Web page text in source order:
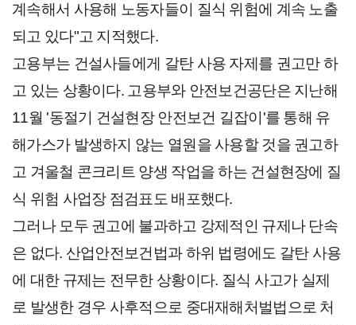
계속해서 사용해 노동자들이 질식 위험에 계속 노출
되고 있다"고 지적했다.
고용부는 건설사들에게 갈탄 사용 자제를 권고만 하
고 있는 상황이다. 고용부와 안전보건공단은 지난해
11월 '동절기 건설현장 안전보건 길잡이'를 통해 유
해가스가 발생하지 않는 열원을 사용할 것을 권고하
고 겨울철 콘크리트 양생 작업을 하는 건설현장에 질
식 위험 사업장 점검표도 배포했다.
그러나 모두 권고에 불과하고 강제적인 규제나 단속
은 없다. 산업안전보건법과 하위 법령에도 갈탄 사용
에 대한 규제는 전무한 상황이다. 질식 사고가 실제
로 발생한 경우 사후적으로 중대재해처벌법으로 처